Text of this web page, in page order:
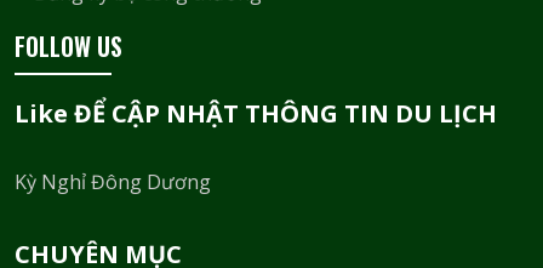
FOLLOW US
Like ĐỂ CẬP NHẬT THÔNG TIN DU LỊCH
Kỳ Nghỉ Đông Dương
CHUYÊN MỤC